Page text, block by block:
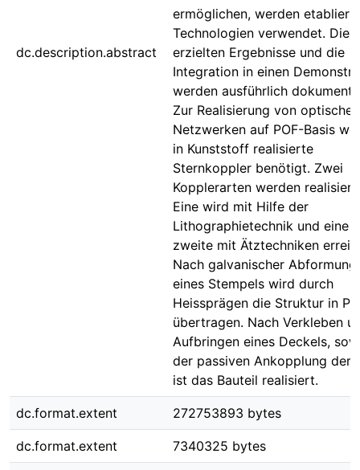
dc.description.abstract
ermöglichen, werden
Technologien verwendet. Die
erzielten Ergebnisse und die
Integration in einen
werden ausführlich
Zur Realisierung von optischen
Netzwerken auf POF-Basis
in Kunststoff realisierte
Sternkoppler benötigt. Zwei
Kopplerarten werden realisiert:
Eine wird mit Hilfe der
Lithographietechnik und eine
zweite mit Ätztechniken
Nach galvanischer Abformung
eines Stempels wird durch
Heissprägen die Struktur in
übertragen. Nach Verkleben
Aufbringen eines Deckels,
der passiven Ankopplung der
ist das Bauteil realisiert.
dc.format.extent 272753893 bytes
dc.format.extent 7340325 bytes